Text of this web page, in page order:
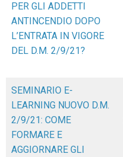
PER GLI ADDETTI
ANTINCENDIO DOPO
L’ENTRATA IN VIGORE
DEL D.M. 2/9/21?
SEMINARIO E-
LEARNING NUOVO D.M.
2/9/21: COME
FORMARE E
AGGIORNARE GLI